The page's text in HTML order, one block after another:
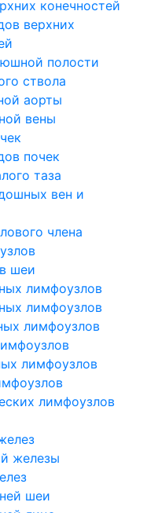
конечностей
верхних
полости
ствола
аорты
вены
почек
таза
вен и
члена
шеи
лимфоузлов
лимфоузлов
лимфоузлов
лимфоузлов
лимфоузлов
железы
шеи